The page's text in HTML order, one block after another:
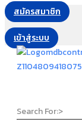
สมัครสมาชิก
เข้าสู่ระบบ
Search For:>